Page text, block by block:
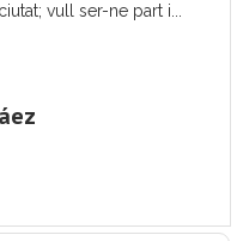
vull ser-ne part i...